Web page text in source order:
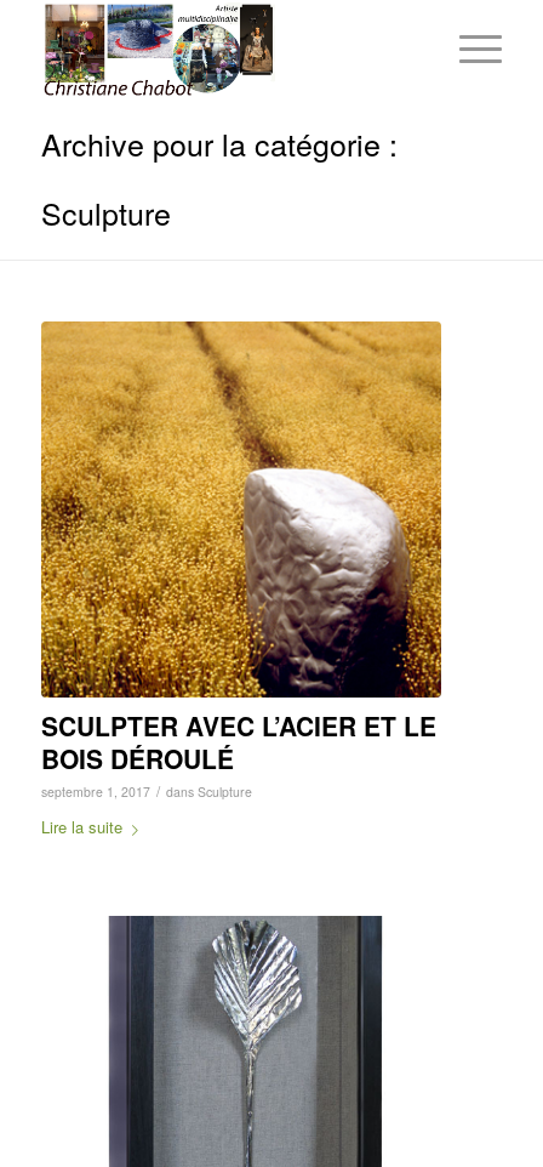
Archive pour la catégorie :
Sculpture
SCULPTER AVEC L’ACIER ET LE
BOIS DÉROULÉ
septembre 1, 2017 / dans Sculpture
Lire la suite